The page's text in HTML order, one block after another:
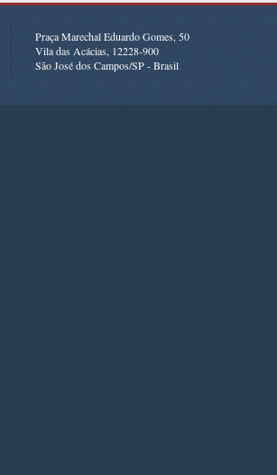
Praça Marechal Eduardo Gomes, 50
Vila das Acácias, 12228-900
São José dos Campos/SP - Brasil